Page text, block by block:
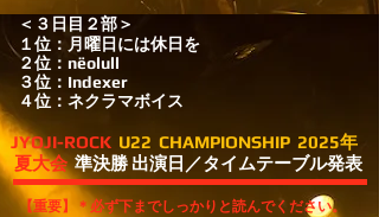
＜３日目２部＞
１位：月曜日には休日を
２位：nëolull
３位：Indexer
４位：ネクラマボイス
JYOJI-ROCK U22 CHAMPIONSHIP 2025年
夏大会準決勝 出演日／タイムテーブル発表
【重要】
＊必ず下までしっかりと読んでください。